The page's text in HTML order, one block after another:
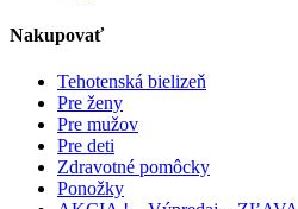
Nakupovať
Tehotenská bielizeň
Pre ženy
Pre mužov
Pre deti
Zdravotné pomôcky
Ponožky